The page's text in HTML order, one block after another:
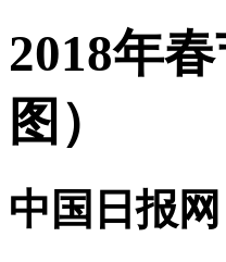
2018年
图）
中国日报网